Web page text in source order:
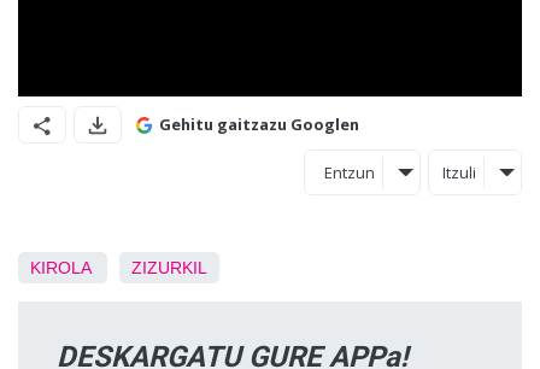
Gehitu gaitzazu Googlen
Entzun Itzuli
KIROLA ZIZURKIL
DESKARGATU GURE APPa!